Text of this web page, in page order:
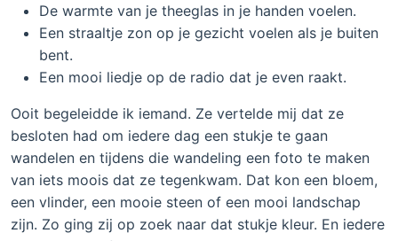
De warmte van je theeglas in je handen voelen.
Een straaltje zon op je gezicht voelen als je buiten
bent.
Een mooi liedje op de radio dat je even raakt.
Ooit begeleidde ik iemand. Ze vertelde mij dat ze
besloten had om iedere dag een stukje te gaan
wandelen en tijdens die wandeling een foto te maken
van iets moois dat ze tegenkwam. Dat kon een bloem,
een vlinder, een mooie steen of een mooi landschap
zijn. Zo ging zij op zoek naar dat stukje kleur. En iedere